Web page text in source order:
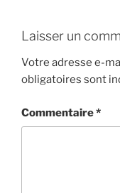
Laisser un
Votre adresse e-
obligatoires sont
Commentaire*